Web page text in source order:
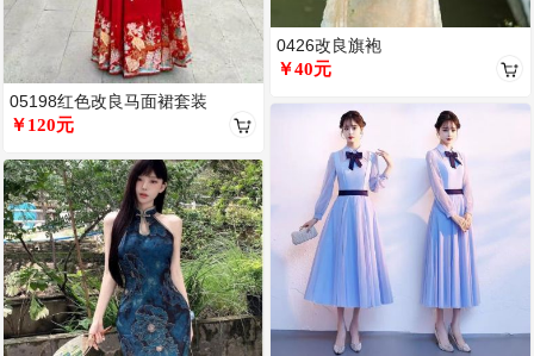
05198红色改良马面裙套装
￥120元
0426改良旗袍
￥40元